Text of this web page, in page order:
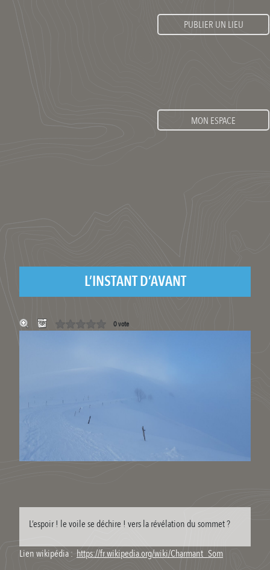
PUBLIER UN LIEU
MON ESPACE
L’INSTANT D’AVANT
0 vote
L’espoir ! le voile se déchire ! vers la révélation du sommet ?
Lien wikipédia : https://fr.wikipedia.org/wiki/Charmant_Som